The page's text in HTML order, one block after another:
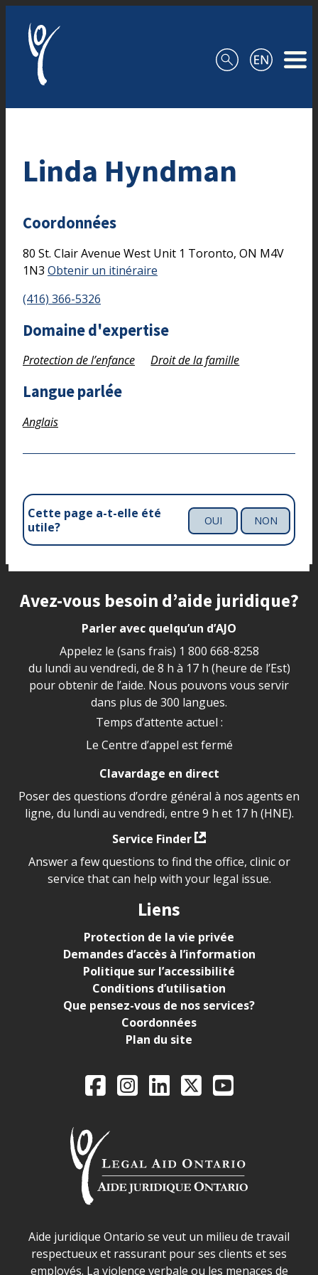
Linda Hyndman
Coordonnées
80 St. Clair Avenue West Unit 1 Toronto, ON M4V
1N3 Obtenir un itinéraire
(416) 366-5326
Domaine d'expertise
Protection de l’enfance Droit de la famille
Langue parlée
Anglais
Cette page a-t-elle été
utile?
OUI NON
Site footer
Avez-vous besoin d’aide juridique?
Parler avec quelqu’un d’AJO
Appelez le (sans frais) 1 800 668-8258
du lundi au vendredi, de 8 h à 17 h (heure de l’Est)
pour obtenir de l’aide. Nous pouvons vous servir
dans plus de 300 langues.
Temps d’attente actuel :
Le Centre d’appel est fermé
Clavardage en direct
Poser des questions d’ordre général à nos agents en
ligne, du lundi au vendredi, entre 9 h et 17 h (HNE).
Service Finder
Answer a few questions to find the office, clinic or
service that can help with your legal issue.
Liens
Protection de la vie privée
Demandes d’accès à l’information
Politique sur l’accessibilité
Conditions d’utilisation
Que pensez-vous de nos services?
Coordonnées
Plan du site
Legal Aid Ontario
FacebookInstagram
LinkedIn
X YouTube
Déclaration sur la sécurité dans les locaux d'AJO.
Aide juridique Ontario se veut un milieu de travail
respectueux et rassurant pour ses clients et ses
employés. La violence verbale ou les menaces de